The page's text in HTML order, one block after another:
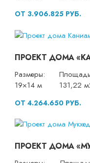
ОТ 3.906.825 РУБ.
ПРОЕКТ ДОМА
Размеры:
19×14 м
131,22
ОТ 4.264.650 РУБ.
ПРОЕКТ ДОМА